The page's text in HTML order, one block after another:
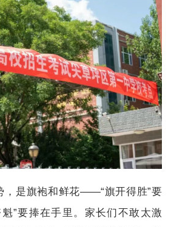
是旗袍和鲜花——“旗开得胜”要
”要捧在手里。家长们不敢太激